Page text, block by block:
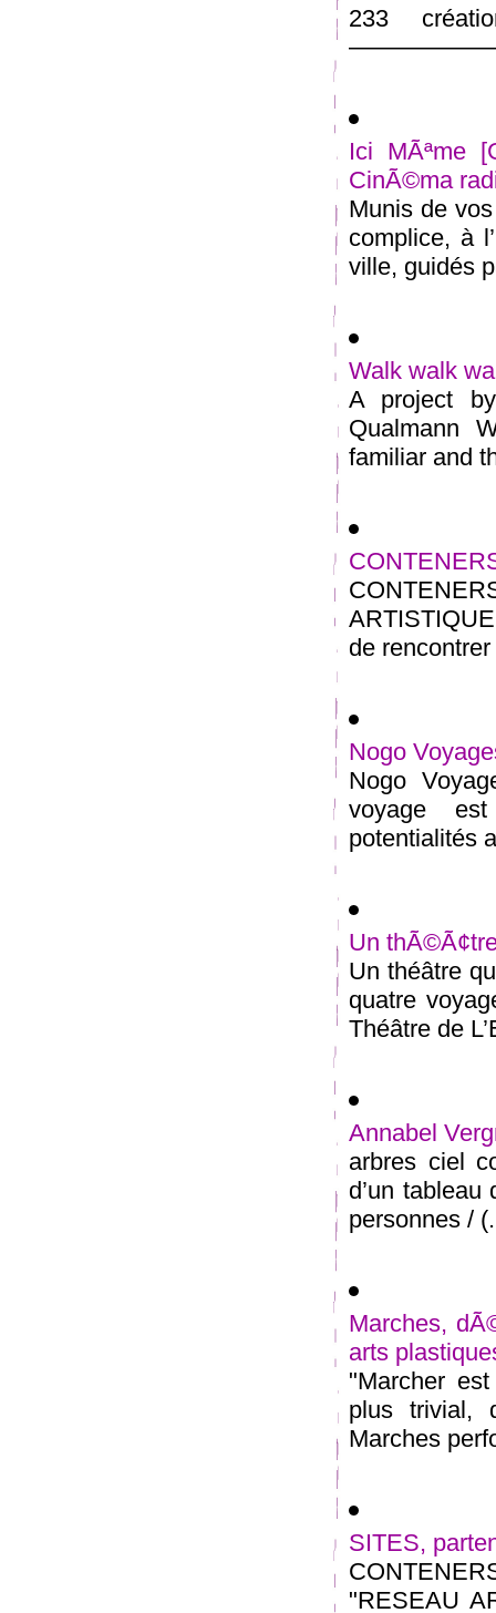
233
Ici MÃªme
CinÃ©ma
Munis de
complice, à
ville, guidés
Walk walk
A project
Qualmann
familiar and
de
Nogo
Nogo
voyage
potentialités
Un
Un théâtre
quatre
Théâtre de
Annabel
arbres ciel
d’un
personnes /
Marches,
arts
"Marcher
plus trivial,
Marches
SITES,
"RESEAU